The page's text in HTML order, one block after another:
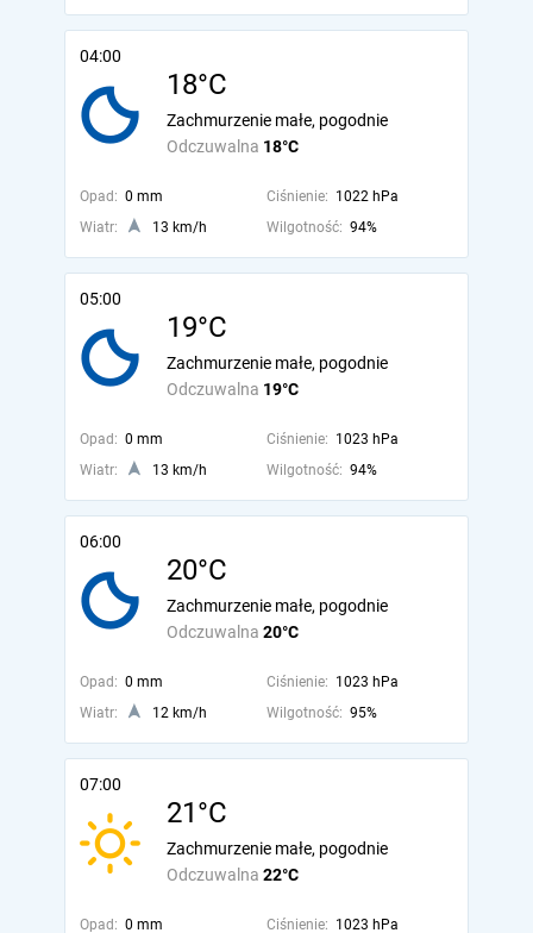
04:00
18°C
Odczuwalna 18°C
Zachmurzenie małe, pogodnie
Opad: 0 mm Ciśnienie: 1022 hPa
Wiatr:
13 km/h Wilgotność: 94%
05:00
19°C
Odczuwalna 19°C
Zachmurzenie małe, pogodnie
Opad: 0 mm Ciśnienie: 1023 hPa
Wiatr:
13 km/h Wilgotność: 94%
06:00
20°C
Odczuwalna 20°C
Zachmurzenie małe, pogodnie
Opad: 0 mm Ciśnienie: 1023 hPa
Wiatr:
12 km/h Wilgotność: 95%
07:00
21°C
Odczuwalna 22°C
Zachmurzenie małe, pogodnie
Opad: 0 mm Ciśnienie: 1023 hPa